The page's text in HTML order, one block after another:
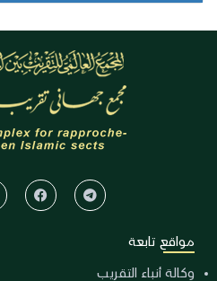
مواقع تابعة
وكالة أنباء التقريب